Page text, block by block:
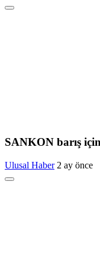
SANKON barış
Ulusal Haber 2 ay önce